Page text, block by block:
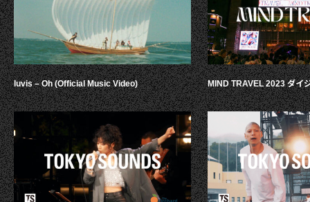
luvis – Oh (Official Music Video) MIND TRAVEL 2023 ダイ